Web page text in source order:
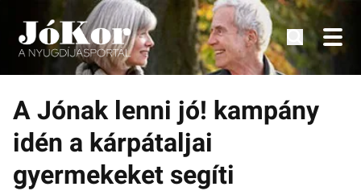
Tovább
tartalomra
Tudnivalók, érdekességek idősek számára.
A Jónak lenni jó! kampány
idén a kárpátaljai
gyermekeket segíti